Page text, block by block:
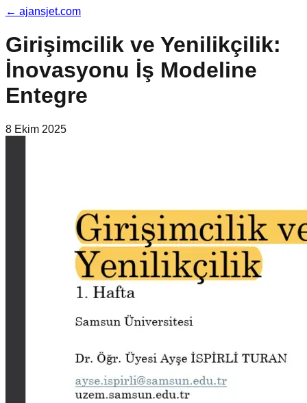
← ajansjet.com
Girişimcilik ve Yenilikçilik:
İnovasyonu İş Modeline
Entegre
8 Ekim 2025